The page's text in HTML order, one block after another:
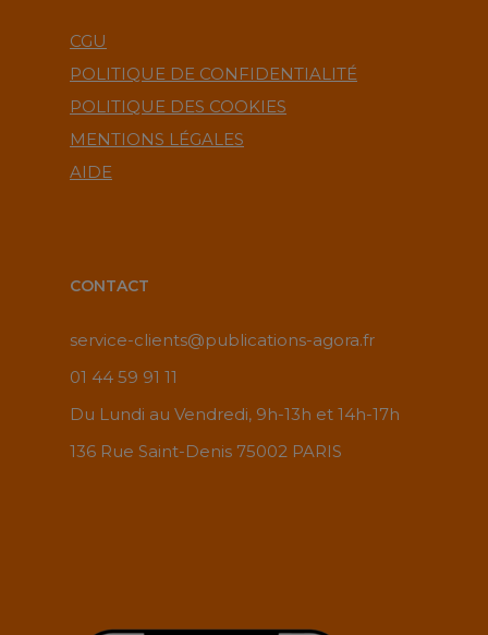
CGU
POLITIQUE DE CONFIDENTIALITÉ
POLITIQUE DES COOKIES
MENTIONS LÉGALES
AIDE
CONTACT
service-clients@publications-agora.fr
01 44 59 91 11
Du Lundi au Vendredi, 9h-13h et 14h-17h
136 Rue Saint-Denis 75002 PARIS